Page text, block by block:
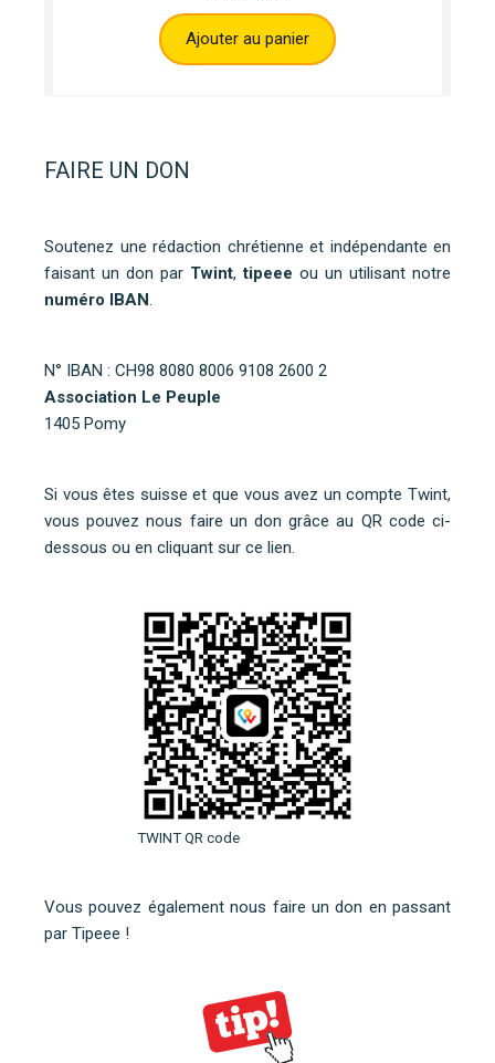
Ajouter au panier
FAIRE UN DON
Soutenez une rédaction chrétienne et indépendante en
faisant un don par Twint,tipeee ou un utilisant notre
numéro IBAN.
N° IBAN : CH98 8080 8006 9108 2600 2
Association Le Peuple
1405 Pomy
Si vous êtes suisse et que vous avez un compte Twint,
vous pouvez nous faire un don grâce au QR code ci-
dessous ou en cliquant sur ce lien.
TWINT QR code
Vous pouvez également nous faire un don en passant
par Tipeee !